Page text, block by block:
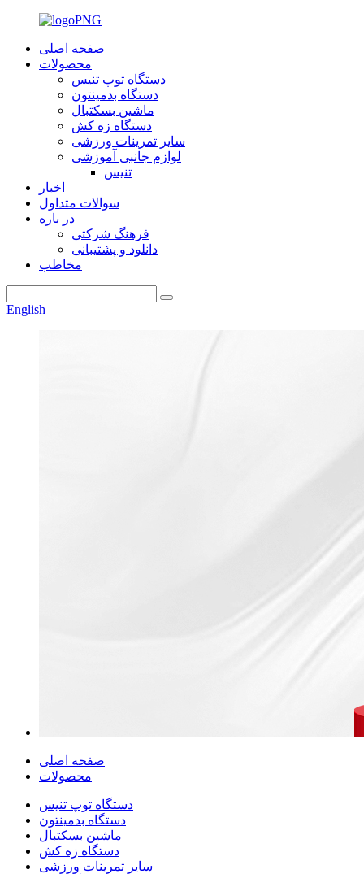
صفحه اصلی
محصولات
دستگاه توپ تنیس
دستگاه بدمینتون
ماشین بسکتبال
دستگاه زه کش
سایر تمرینات ورزشی
لوازم جانبی آموزشی
تنیس
اخبار
سوالات متداول
در باره
فرهنگ شرکتی
دانلود و پشتیبانی
مخاطب
English
صفحه اصلی
محصولات
دستگاه توپ تنیس
دستگاه بدمینتون
ماشین بسکتبال
دستگاه زه کش
سایر تمرینات ورزشی